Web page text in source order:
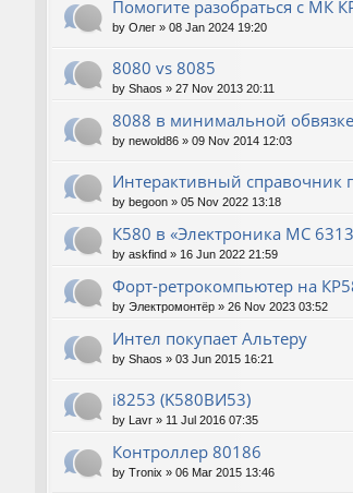
Помогите разобраться с МК
by Олег » 08 Jan 2024 19:20
8080 vs 8085
by Shaos » 27 Nov 2013 20:11
8088 в минимальной обвязке
by newold86 » 09 Nov 2014 12:03
Интерактивный справочник
by begoon » 05 Nov 2022 13:18
К580 в «Электроника МС
by askfind » 16 Jun 2022 21:59
Форт-ретрокомпьютер на
by Электромонтёр » 26 Nov 2023 03:52
Интел покупает Альтеру
by Shaos » 03 Jun 2015 16:21
i8253 (K580ВИ53)
by Lavr » 11 Jul 2016 07:35
Контроллер 80186
by Tronix » 06 Mar 2015 13:46